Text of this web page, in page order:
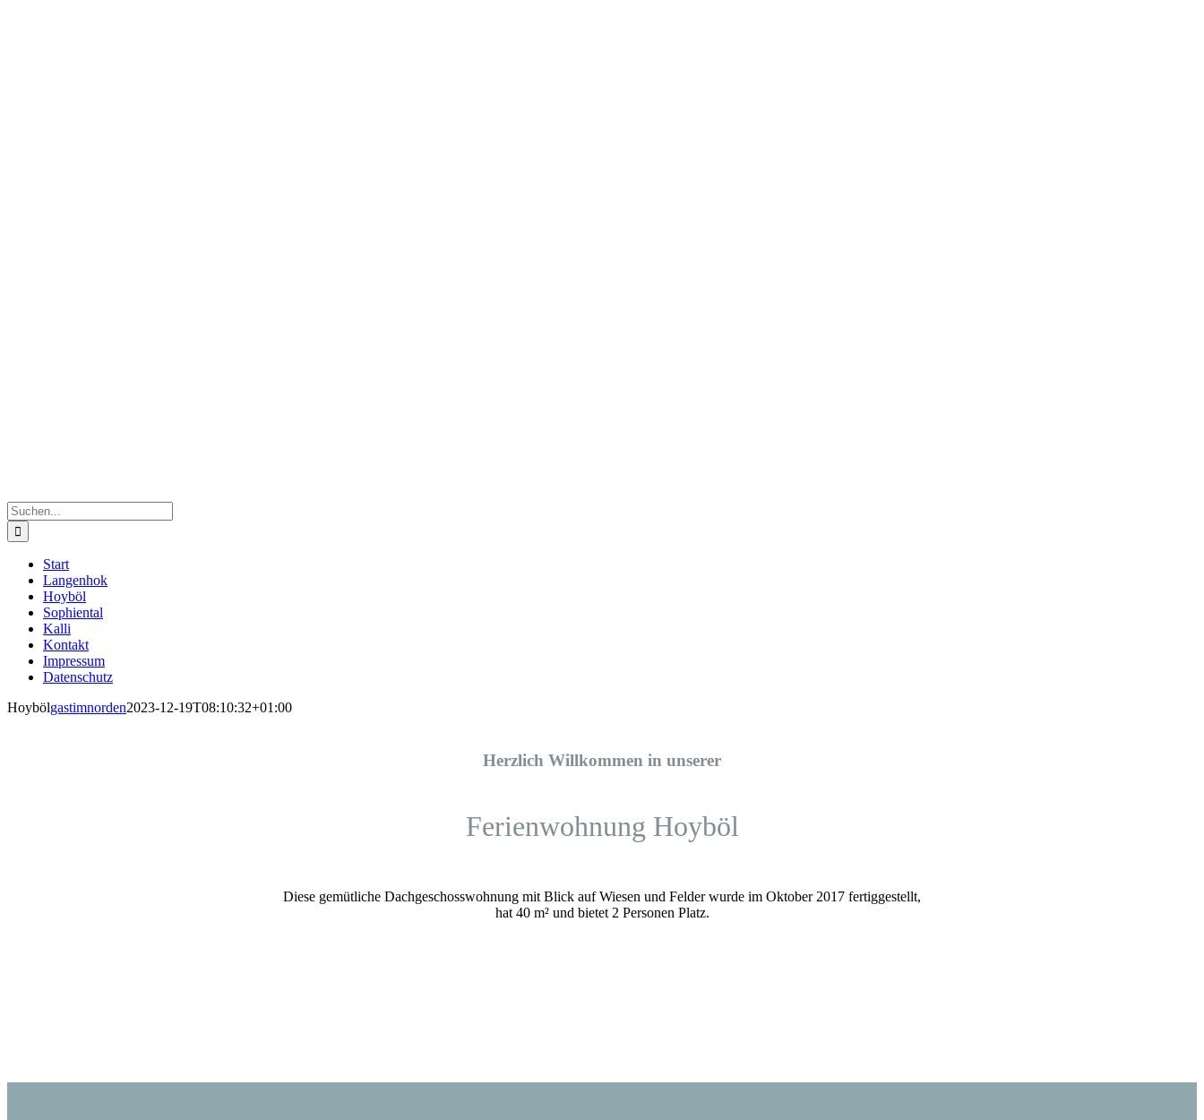
Suche
nach:
Start
Langenhok
Hoyböl
Sophiental
Kalli
Kontakt
Impressum
Datenschutz
Hoybölgastimnorden2023-12-19T08:10:32+01:00
Herzlich Willkommen in unserer
Ferien­wohnung Hoyböl
Diese gemütliche Dachgeschosswohnung mit Blick auf Wiesen und Felder wurde im Oktober 2017 fertiggestellt,
hat 40 m² und bietet 2 Personen Platz.